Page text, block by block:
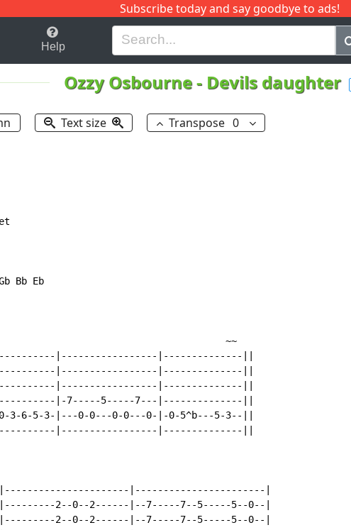
Subscribe today and say goodbye to ads!
H I J Q
Help
Ozzy Osbourne- Devils daughter
Text size Transpose 0
Bb Eb
~~
|-----------------|--------------||
|-----------------|--------------||
|-----------------|--------------||
|-7-----5-----7---|--------------||
6-5-3-|---0-0---0-0---0-|-0-5^b---5-3--||
|-----------------|--------------||
|-----------------------|
2--0--2------|--7-----7--5-----5--0--|
2--0--2------|--7-----7--5-----5--0--|